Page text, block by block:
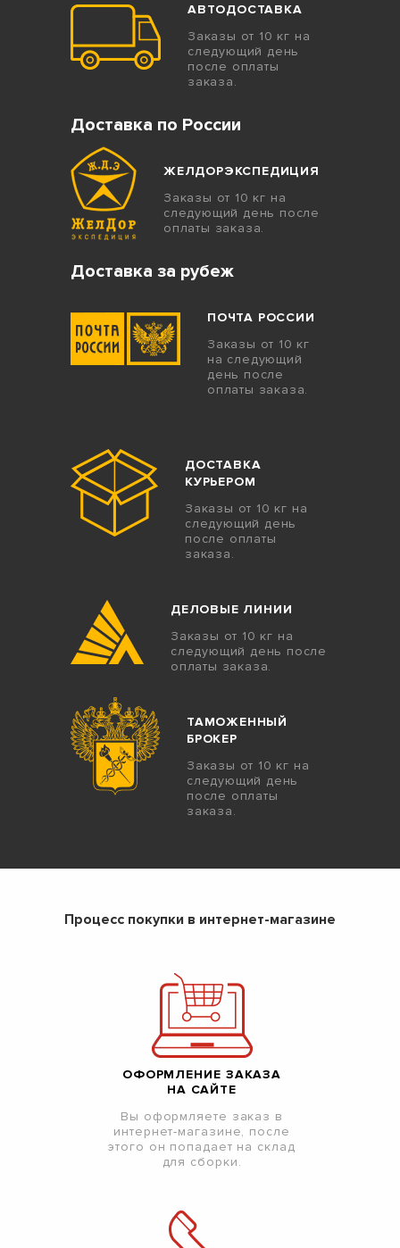
АВТОДОСТАВКА
Заказы от 10 кг на
следующий день
после оплаты
заказа.
Доставка по России
ЖЕЛДОРЭКСПЕДИЦИЯ
Заказы от 10 кг на
следующий день после
оплаты заказа.
Доставка за рубеж
ПОЧТА РОССИИ
Заказы от 10 кг
на следующий
день после
оплаты заказа.
ДОСТАВКА
КУРЬЕРОМ
Заказы от 10 кг на
следующий день
после оплаты
заказа.
ДЕЛОВЫЕ ЛИНИИ
Заказы от 10 кг на
следующий день после
оплаты заказа.
ТАМОЖЕННЫЙ
БРОКЕР
Заказы от 10 кг на
следующий день
после оплаты
заказа.
Процесс покупки в интернет-магазине
ОФОРМЛЕНИЕ ЗАКАЗА
НА САЙТЕ
Вы оформляете заказ в
интернет-магазине, после
этого он попадает на склад
для сборки.